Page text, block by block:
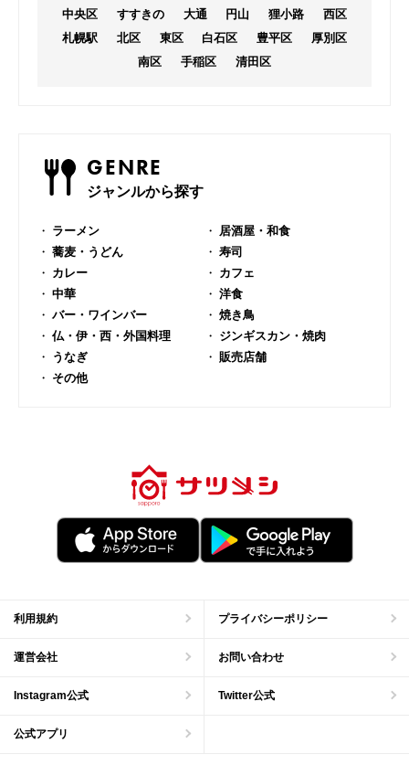
中央区 すすきの 大通 円山 狸小路
西区
札幌駅
北区 東区 白石区 豊平区
厚別区
南区
手稲区 清田区
GENRE
ジャンルから探す
ラーメン
居酒屋・和食
蕎麦・うどん
寿司
カレー
カフェ
中華
洋食
バー・ワインバー
焼き鳥
仏・伊・西・外国料理
ジンギスカン・焼肉
うなぎ
販売店舗
その他
利用規約 プライバシーポリシー
運営会社 お問い合わせ
Instagram公式 Twitter公式
公式アプリ